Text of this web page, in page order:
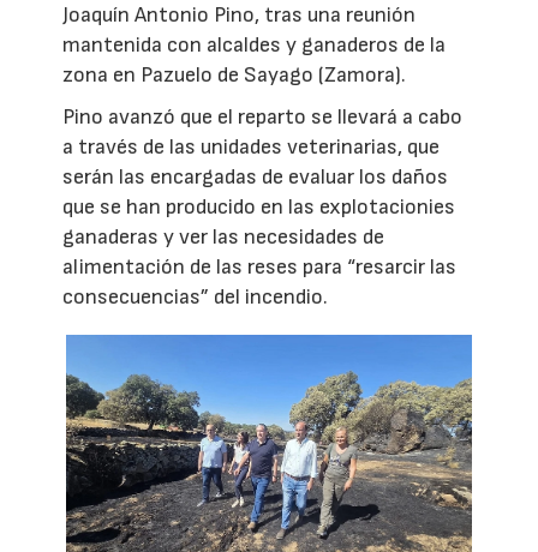
Joaquín Antonio Pino, tras una reunión
mantenida con alcaldes y ganaderos de la
zona en Pazuelo de Sayago (Zamora).
Pino avanzó que el reparto se llevará a cabo
a través de las unidades veterinarias, que
serán las encargadas de evaluar los daños
que se han producido en las explotacionies
ganaderas y ver las necesidades de
alimentación de las reses para “resarcir las
consecuencias” del incendio.